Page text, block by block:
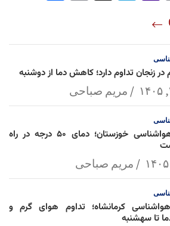
Lin
k
l
زنجان تداوم دارد؛ کاهش دما از دوشنبه
مریم صباحی
هشدار هواشناسی خوزستان؛ دمای ۵۰ درجه در راه
مریم صباحی
کرمانشاه؛ تداوم هوای گرم و
تا سهشنبه